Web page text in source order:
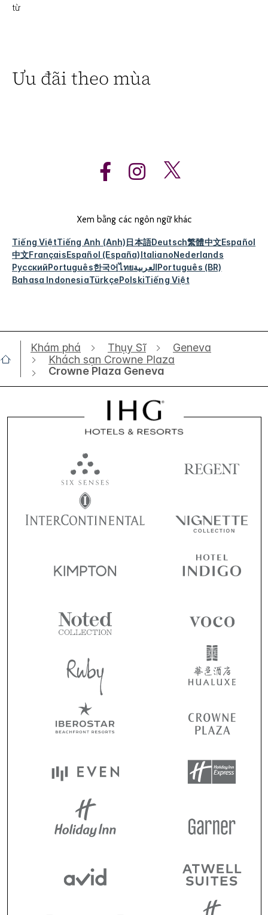
từ
Ưu đãi theo mùa
Xem bằng các ngôn ngữ khác
Tiếng ViệtTiếng Anh (Anh)日本語Deutsch繁體中文Español
中文FrançaisEspañol (España)ItalianoNederlands
РусскийPortuguês한국어ไทยالعربيةPortuguês (BR)
Bahasa IndonesiaTürkçePolskiTiếng Việt
Khám phá Thụy Sĩ
Geneva
Khách sạn Crowne Plaza
Crowne Plaza Geneva